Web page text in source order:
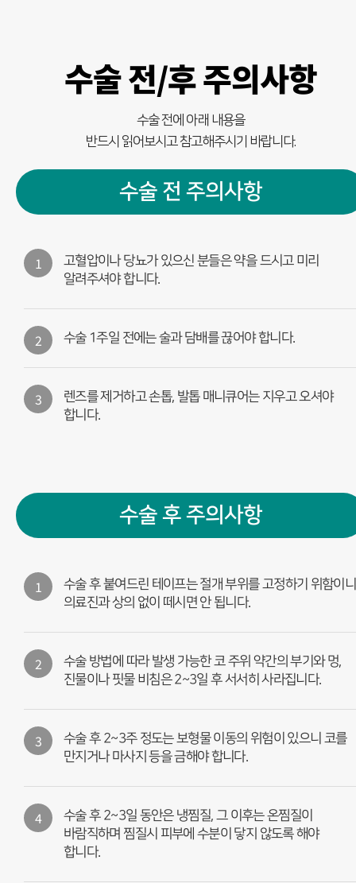
수술 전/후 주의사항
수술 전에 아래 내용을
반드시 읽어보시고 참고해주시기 바랍니다.
수술 전 주의사항
1
고혈압이나 당뇨가 있으신 분들은 약을 드시고 미리
알려주셔야 합니다.
2 수술 1주일 전에는 술과 담배를 끊어야 합니다.
3
렌즈를 제거하고 손톱, 발톱 매니큐어는 지우고 오셔야
합니다.
수술 후 주의사항
1
수술 후 붙여드린 테이프는 절개 부위를 고정하기 위함이니
의료진과 상의 없이 떼시면 안 됩니다.
2
수술 방법에 따라 발생 가능한 코 주위 약간의 부기와 멍,
진물이나 핏물 비침은 2~3일 후 서서히 사라집니다.
3
수술 후 2~3주 정도는 보형물 이동의 위험이 있으니 코를
만지거나 마사지 등을 금해야 합니다.
4
수술 후 2~3일 동안은 냉찜질, 그 이후는 온찜질이
바람직하며 찜질시 피부에 수분이 닿지 않도록 해야
합니다.